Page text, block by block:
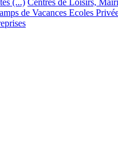
(...) Centres de Loisirs,
de Vacances Ecoles